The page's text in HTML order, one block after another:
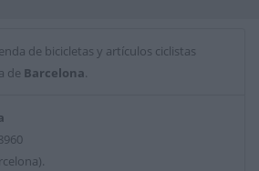
de bicicletas y artículos ciclistas
de Barcelona.